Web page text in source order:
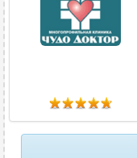
копчика
коронарных сосудов